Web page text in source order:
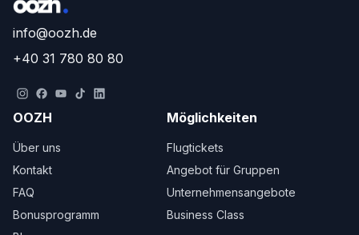
info@oozh.de
+40 31 780 80 80
OOZH
Über uns
Kontakt
FAQ
Bonusprogramm
Möglichkeiten
Flugtickets
Angebot für Gruppen
Unternehmensangebote
Business Class